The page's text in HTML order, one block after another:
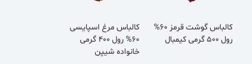
کالباس گوشت قرمز 60%
رول 500 گرمی کیمبال
کالباس مرغ اسپایسی
60% رول 400 گرمی
خانواده شیپن